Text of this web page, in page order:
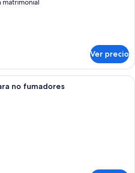
matrimonial
Ver precio
Habitación de hotel con cama, sofá,
no fumadores